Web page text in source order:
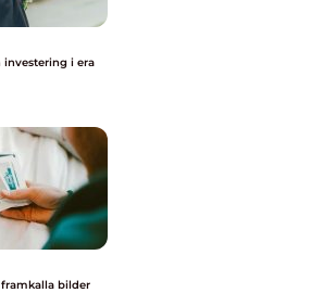
investering i era
bilder